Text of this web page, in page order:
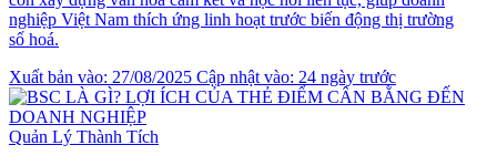
nghiệp Việt Nam thích ứng linh hoạt trước biến động thị trường
số hoá.
Xuất bản vào: 27/08/2025 Cập nhật vào: 24 ngày trước
Quản Lý Thành Tích